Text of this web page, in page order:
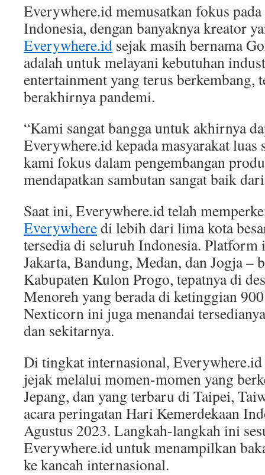
Everywhere.id memusatkan fokus
Indonesia, dengan banyaknya kreator
Everywhere.id sejak masih bernama
adalah untuk melayani kebutuhan
entertainment yang terus berkembang,
berakhirnya pandemi.
“Kami sangat bangga untuk akhirnya
Everywhere.id kepada masyarakat luas
kami fokus dalam pengembangan
mendapatkan sambutan sangat baik
Saat ini, Everywhere.id telah
Everywheredi lebih dari lima kota
tersedia di seluruh Indonesia. Platform
Jakarta, Bandung, Medan, dan Jogja –
Kabupaten Kulon Progo, tepatnya di
Menoreh yang berada di ketinggian
Nexticorn ini juga menandai
dan sekitarnya.
Di tingkat internasional,
jejak melalui momen-momen yang
Jepang, dan yang terbaru di Taipei,
acara peringatan Hari Kemerdekaan
Agustus 2023. Langkah-langkah ini
Everywhere.id untuk menampilkan
ke kancah internasional.